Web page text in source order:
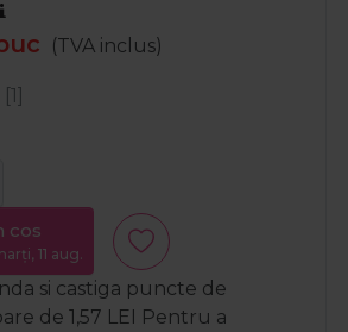
(TVA inclus)
[1]
cos
11 aug.
si castiga puncte de
de 1,57 LEI Pentru a